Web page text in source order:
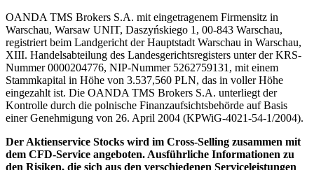
OANDA TMS Brokers S.A. mit eingetragenem Firmensitz in
Warschau, Warsaw UNIT, Daszyńskiego 1, 00-843 Warschau,
registriert beim Landgericht der Hauptstadt Warschau in Warschau,
XIII. Handelsabteilung des Landesgerichtsregisters unter der KRS-
Nummer 0000204776, NIP-Nummer 5262759131, mit einem
Stammkapital in Höhe von 3.537,560 PLN, das in voller Höhe
eingezahlt ist. Die OANDA TMS Brokers S.A. unterliegt der
Kontrolle durch die polnische Finanzaufsichtsbehörde auf Basis
einer Genehmigung von 26. April 2004 (KPWiG-4021-54-1/2004).
Der Aktienservice Stocks wird im Cross-Selling zusammen mit
dem CFD-Service angeboten. Ausführliche Informationen zu
den Risiken, die sich aus den verschiedenen Serviceleistungen